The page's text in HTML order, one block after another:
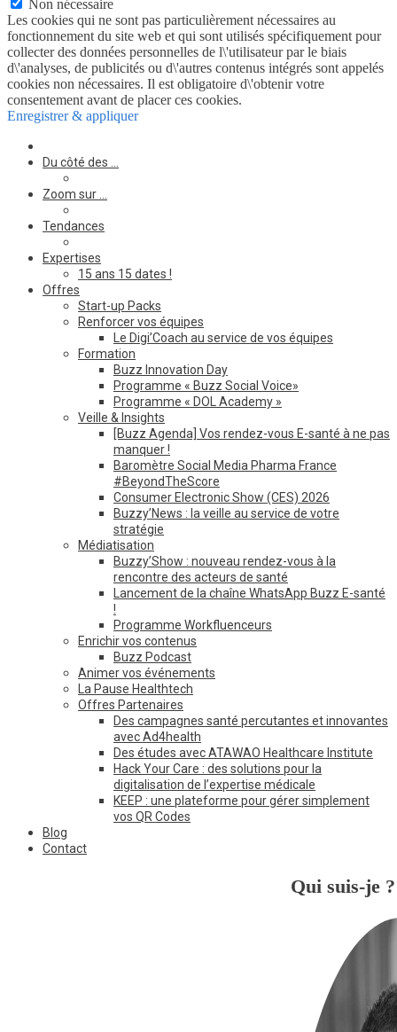
Non nécessaire
Les cookies qui ne sont pas particulièrement nécessaires au
fonctionnement du site web et qui sont utilisés spécifiquement pour
collecter des données personnelles de l\'utilisateur par le biais
d\'analyses, de publicités ou d\'autres contenus intégrés sont appelés
cookies non nécessaires. Il est obligatoire d\'obtenir votre
consentement avant de placer ces cookies.
Enregistrer & appliquer
Du côté des …
Zoom sur …
Tendances
Expertises
15 ans 15 dates !
Offres
Start-up Packs
Renforcer vos équipes
Le Digi’Coach au service de vos équipes
Formation
Buzz Innovation Day
Programme « Buzz Social Voice»
Programme « DOL Academy »
Veille & Insights
[Buzz Agenda] Vos rendez-vous E-santé à ne pas
manquer !
Baromètre Social Media Pharma France
#BeyondTheScore
Consumer Electronic Show (CES) 2026
Buzzy’News : la veille au service de votre
stratégie
Médiatisation
Buzzy’Show : nouveau rendez-vous à la
rencontre des acteurs de santé
Lancement de la chaîne WhatsApp Buzz E-santé
!
Programme Workfluenceurs
Enrichir vos contenus
Buzz Podcast
Animer vos événements
La Pause Healthtech
Offres Partenaires
Des campagnes santé percutantes et innovantes
avec Ad4health
Des études avec ATAWAO Healthcare Institute
Hack Your Care : des solutions pour la
digitalisation de l’expertise médicale
KEEP : une plateforme pour gérer simplement
vos QR Codes
Blog
Contact
Qui suis-je ?